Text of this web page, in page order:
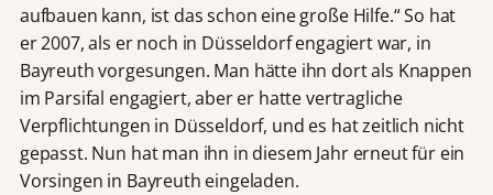
aufbauen kann, ist das schon eine große Hilfe.“ So hat
er 2007, als er noch in Düsseldorf engagiert war, in
Bayreuth vorgesungen. Man hätte ihn dort als Knappen
im Parsifal engagiert, aber er hatte vertragliche
Verpflichtungen in Düsseldorf, und es hat zeitlich nicht
gepasst. Nun hat man ihn in diesem Jahr erneut für ein
Vorsingen in Bayreuth eingeladen.